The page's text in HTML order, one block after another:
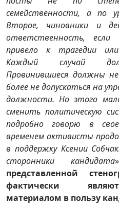
семейственности, а по
Второе, чиновники и
ответственность,
привело к трагедии
Каждый случай
Провинившиеся должны
более не допускаться на
должности. Но этого
сменить политическую
подробно говорю в
временем активисты
в поддержку Ксении
сторонники кандидата
представленной
фактически
материалом в пользу